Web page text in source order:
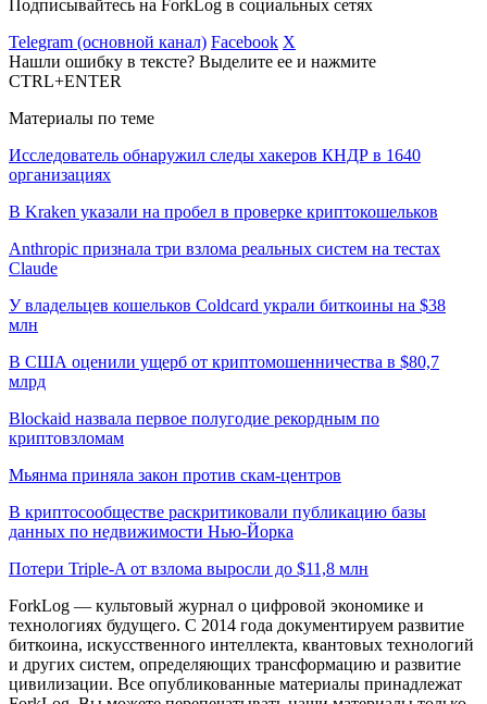
Подписывайтесь на ForkLog в социальных сетях
Telegram (основной канал) Facebook X
Нашли ошибку в тексте? Выделите ее и нажмите
CTRL+ENTER
Материалы по теме
Исследователь обнаружил следы хакеров КНДР в 1640
организациях
В Kraken указали на пробел в проверке криптокошельков
Anthropic признала три взлома реальных систем на тестах
Claude
У владельцев кошельков Coldcard украли биткоины на $38
млн
В США оценили ущерб от криптомошенничества в $80,7
млрд
Blockaid назвала первое полугодие рекордным по
криптовзломам
Мьянма приняла закон против скам-центров
В криптосообществе раскритиковали публикацию базы
данных по недвижимости Нью-Йорка
Потери Triple-A от взлома выросли до $11,8 млн
ForkLog — культовый журнал о цифровой экономике и
технологиях будущего. С 2014 года документируем развитие
биткоина, искусственного интеллекта, квантовых технологий
и других систем, определяющих трансформацию и развитие
цивилизации. Все опубликованные материалы принадлежат